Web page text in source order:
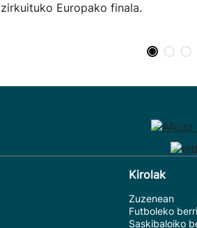
zirkuituko Europako finala.
Kirolak
Zuzenean
Futboleko
Saskibaloiko